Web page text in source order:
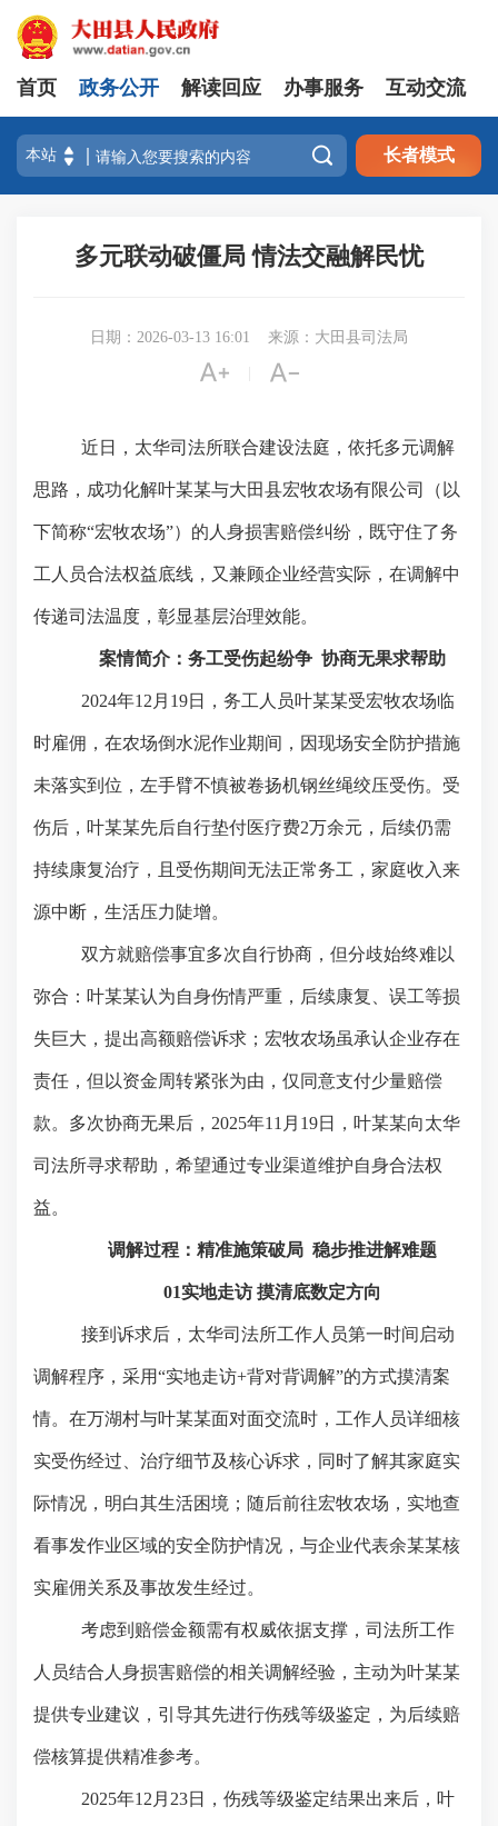
首页 政务公开 解读回应 办事服务 互动交流
 长者模式
多元联动破僵局 情法交融解民忧
日期：2026-03-13 16:01 来源：大田县司法局
 
近日，太华司法所联合建设法庭，依托多元调解
思路，成功化解叶某某与大田县宏牧农场有限公司（以
下简称“宏牧农场”）的人身损害赔偿纠纷，既守住了务
工人员合法权益底线，又兼顾企业经营实际，在调解中
传递司法温度，彰显基层治理效能。
案情简介：务工受伤起纷争 协商无果求帮助
2024年12月19日，务工人员叶某某受宏牧农场临
时雇佣，在农场倒水泥作业期间，因现场安全防护措施
未落实到位，左手臂不慎被卷扬机钢丝绳绞压受伤。受
伤后，叶某某先后自行垫付医疗费2万余元，后续仍需
持续康复治疗，且受伤期间无法正常务工，家庭收入来
源中断，生活压力陡增。
双方就赔偿事宜多次自行协商，但分歧始终难以
弥合：叶某某认为自身伤情严重，后续康复、误工等损
失巨大，提出高额赔偿诉求；宏牧农场虽承认企业存在
责任，但以资金周转紧张为由，仅同意支付少量赔偿
款。多次协商无果后， 2025年11月19日，叶某某向太华
司法所寻求帮助，希望通过专业渠道维护自身合法权
益。
调解过程：精准施策破局 稳步推进解难题
01实地走访 摸清底数定方向
接到诉求后，太华司法所工作人员第一时间启动
调解程序，采用“实地走访+背对背调解”的方式摸清案
情。在万湖村与叶某某面对面交流时，工作人员详细核
实受伤经过、治疗细节及核心诉求，同时了解其家庭实
际情况，明白其生活困境；随后前往宏牧农场，实地查
看事发作业区域的安全防护情况，与企业代表余某某核
实雇佣关系及事故发生经过。
考虑到赔偿金额需有权威依据支撑，司法所工作
人员结合人身损害赔偿的相关调解经验，主动为叶某某
提供专业建议，引导其先进行伤残等级鉴定，为后续赔
偿核算提供精准参考。
2025年12月23日，伤残等级鉴定结果出来后，叶